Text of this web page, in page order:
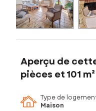
Aperçu de
pièces et 101 m²
Type de
Maison